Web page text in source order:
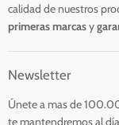
calidad de nuestros
primeras marcasy
Newsletter
Únete a mas de
te mantendremos al